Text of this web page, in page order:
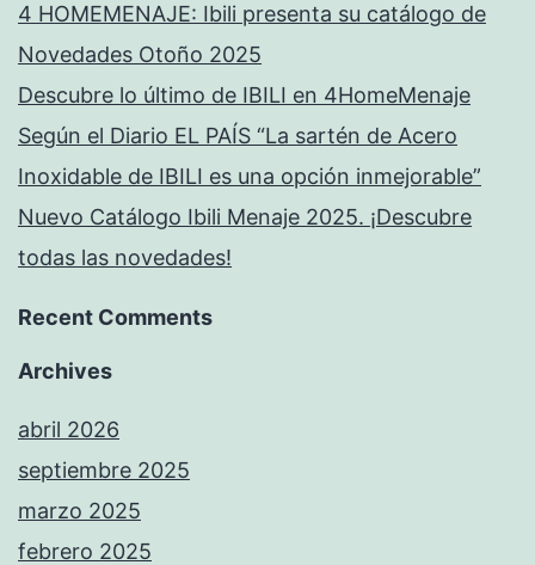
4 HOMEMENAJE: Ibili presenta su catálogo de
Novedades Otoño 2025
Descubre lo último de IBILI en 4HomeMenaje
Según el Diario EL PAÍS “La sartén de Acero
Inoxidable de IBILI es una opción inmejorable”
Nuevo Catálogo Ibili Menaje 2025. ¡Descubre
todas las novedades!
Recent Comments
Archives
abril 2026
septiembre 2025
marzo 2025
febrero 2025